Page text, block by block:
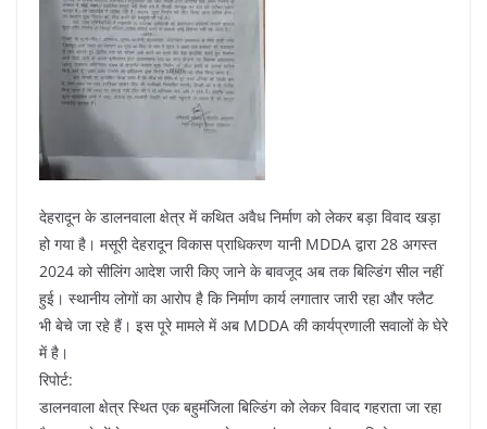
देहरादून के डालनवाला क्षेत्र में कथित अवैध निर्माण को लेकर बड़ा विवाद खड़ा
हो गया है। मसूरी देहरादून विकास प्राधिकरण यानी MDDA द्वारा 28 अगस्त
2024 को सीलिंग आदेश जारी किए जाने के बावजूद अब तक बिल्डिंग सील नहीं
हुई। स्थानीय लोगों का आरोप है कि निर्माण कार्य लगातार जारी रहा और फ्लैट
भी बेचे जा रहे हैं। इस पूरे मामले में अब MDDA की कार्यप्रणाली सवालों के घेरे
में है।
रिपोर्ट:
डालनवाला क्षेत्र स्थित एक बहुमंजिला बिल्डिंग को लेकर विवाद गहराता जा रहा